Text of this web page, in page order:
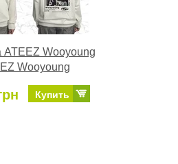
ATEEZ Wooyoung
Wooyoung
Купить